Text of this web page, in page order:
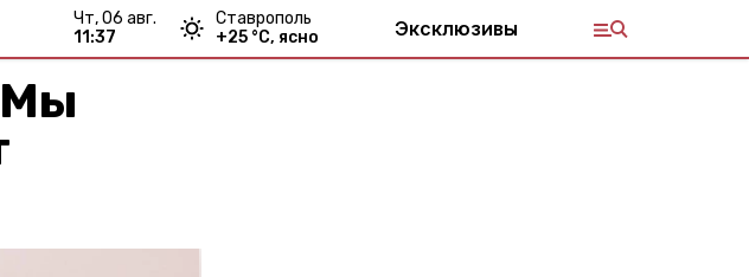
чт, 06 авг.
11:37
Ставрополь
+25 °С, ясно Эксклюзивы